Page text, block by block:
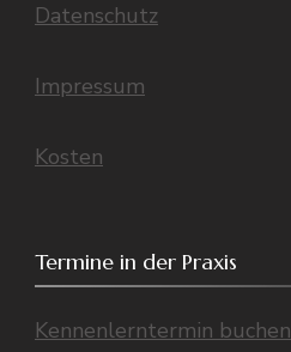
Datenschutz
Impressum
Kosten
Termine in der Praxis
Kennenlerntermin buchen